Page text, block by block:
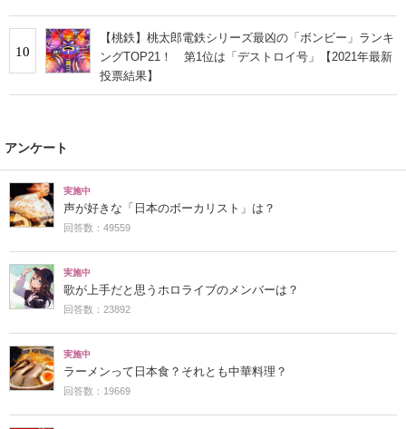
10
【桃鉄】桃太郎電鉄シリーズ最凶の「ボンビー」ランキ
ングTOP21！ 第1位は「デストロイ号」【2021年最新
投票結果】
アンケート
実施中
声が好きな「日本のボーカリスト」は？
回答数：49559
実施中
歌が上手だと思うホロライブのメンバーは？
回答数：23892
実施中
ラーメンって日本食？それとも中華料理？
回答数：19669